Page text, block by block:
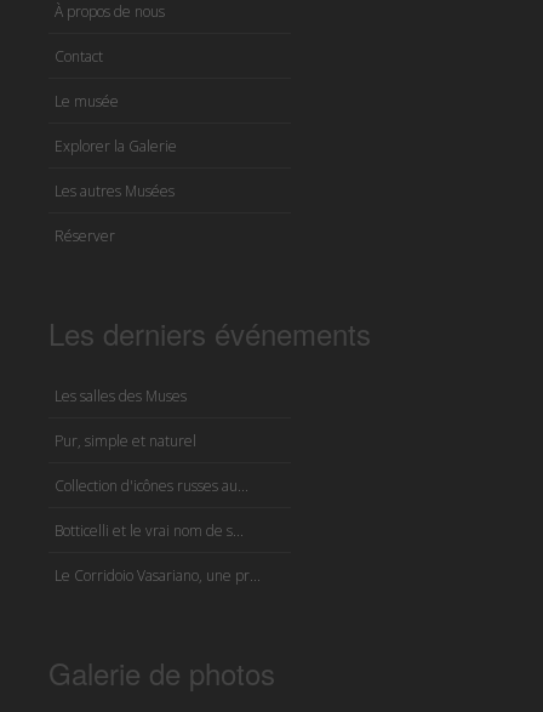
À propos de nous
Contact
Le musée
Explorer la Galerie
Les autres Musées
Réserver
Les derniers événements
Les salles des Muses
Pur, simple et naturel
Collection d'icônes russes au...
Botticelli et le vrai nom de s...
Le Corridoio Vasariano, une pr...
Galerie de photos